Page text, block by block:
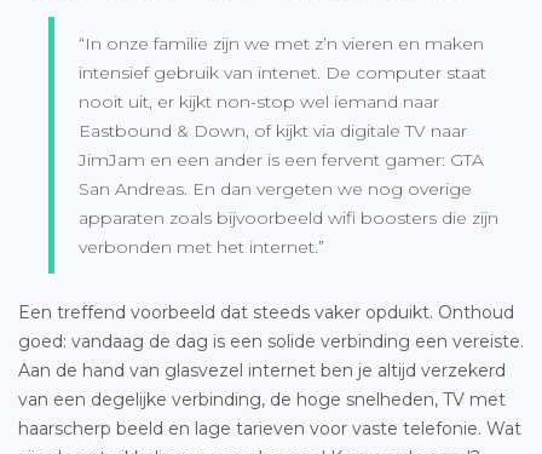
“In onze familie zijn we met z’n vieren en maken
intensief gebruik van intenet. De computer staat
nooit uit, er kijkt non-stop wel iemand naar
Eastbound & Down, of kijkt via digitale TV naar
JimJam en een ander is een fervent gamer: GTA
San Andreas. En dan vergeten we nog overige
apparaten zoals bijvoorbeeld wifi boosters die zijn
verbonden met het internet.”
Een treffend voorbeeld dat steeds vaker opduikt. Onthoud
goed: vandaag de dag is een solide verbinding een vereiste.
Aan de hand van glasvezel internet ben je altijd verzekerd
van een degelijke verbinding, de hoge snelheden, TV met
haarscherp beeld en lage tarieven voor vaste telefonie. Wat